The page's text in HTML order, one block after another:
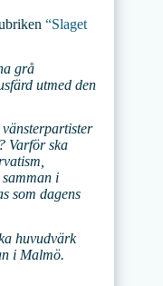
“Slaget
grå
utmed den
Varför ska
i
som dagens
huvudvärk
i Malmö.